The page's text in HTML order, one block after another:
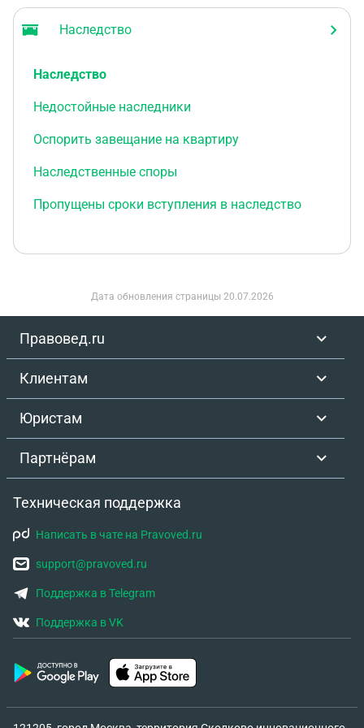
Наследство
Наследство
Недостойные наследники
Оспорить завещание на квартиру
Наследственные споры
Пропущены сроки вступления в наследство
Дата обновления страницы 20.07.2026
Правовед.ru
Клиентам
Юристам
Партнёрам
Техническая поддержка
Написать в чате на Pravoved.ru
support@pravoved.ru
Поддержка в Telegram
Поддержка в VK